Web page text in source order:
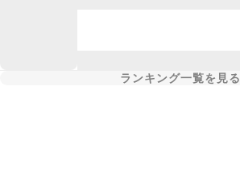
ランキング一覧を見る